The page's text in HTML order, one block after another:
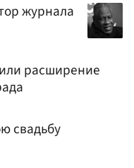
журнала
расширение
свадьбу